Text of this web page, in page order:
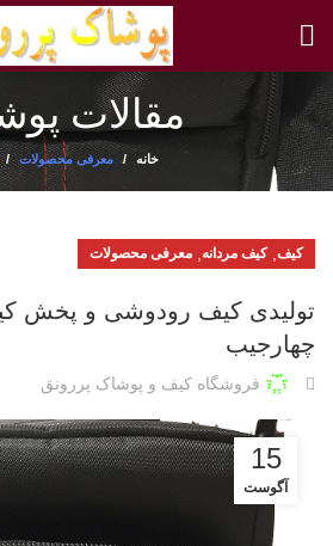
مقالات
خانه معرفی محصولات
کیف ,کیف مردانه معرفی محصولات
تولیدی کیف رودوشی و پخش
چهارجیب
فروشگاه کیف و پوشاک پررونق
15
آگوست